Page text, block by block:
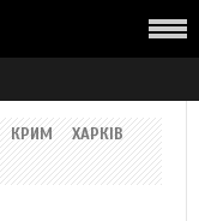
КРИМ
ХАРКІВ